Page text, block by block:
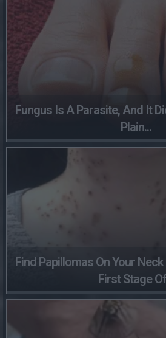
Fungus Is A Parasite, And It
Plain...
Find Papillomas On Your
First Stage